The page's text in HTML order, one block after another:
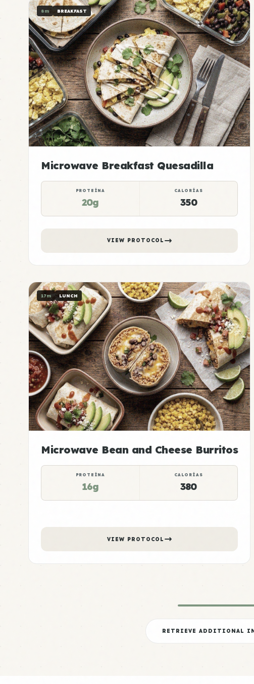
8m BREAKFAST
Microwave Breakfast Quesadilla
PROTEÍNA
20g
CALORÍAS
350
VIEW PROTOCOL
17m LUNCH
Microwave Bean and Cheese Burritos
PROTEÍNA
16g
CALORÍAS
380
VIEW PROTOCOL
RETRIEVE ADDITIONAL